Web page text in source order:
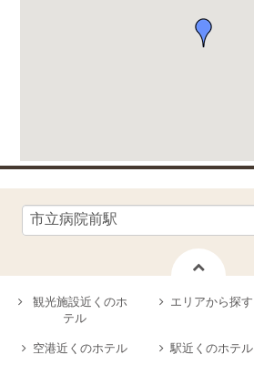
観光施設近くのホ
テル
エリアから探す
空港近くのホテル 駅近くのホテル